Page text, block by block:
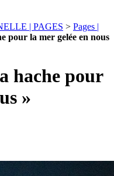
| PAGES > Pages |
pour la mer gelée en nous
hache pour
»